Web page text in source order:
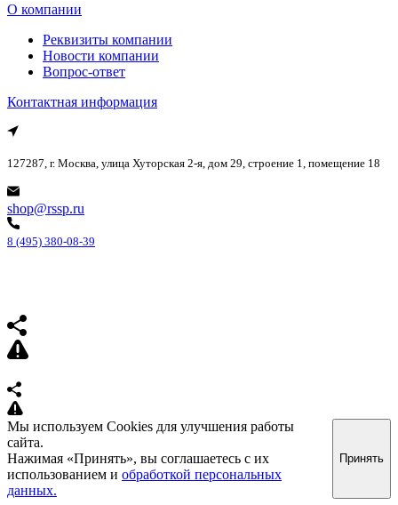
О компании
Реквизиты компании
Новости компании
Вопрос-ответ
Контактная информация
127287, г. Москва, улица Хуторская 2-я, дом 29, строение 1, помещение 18
shop@rssp.ru
8 (495) 380-08-39
Мы используем Cookies для улучшения работы
сайта.
Нажимая «Принять», вы соглашаетесь с их
использованием и обработкой персональных
данных.
Принять